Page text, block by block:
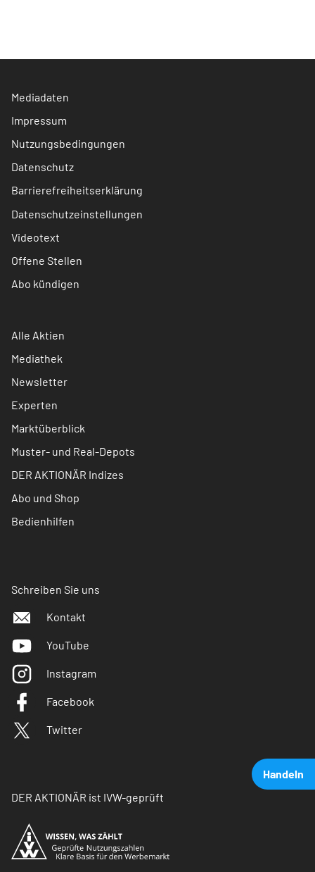
Handeln
Mediadaten
Impressum
Nutzungsbedingungen
Datenschutz
Barrierefreiheitserklärung
Datenschutzeinstellungen
Videotext
Offene Stellen
Abo kündigen
Alle Aktien
Mediathek
Newsletter
Experten
Marktüberblick
Muster- und Real-Depots
DER AKTIONÄR Indizes
Abo und Shop
Bedienhilfen
Schreiben Sie uns
Kontakt
YouTube
Instagram
Facebook
Twitter
DER AKTIONÄR ist IVW-geprüft